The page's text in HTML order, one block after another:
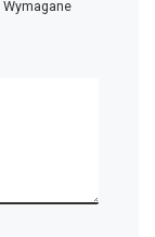
Wymagane